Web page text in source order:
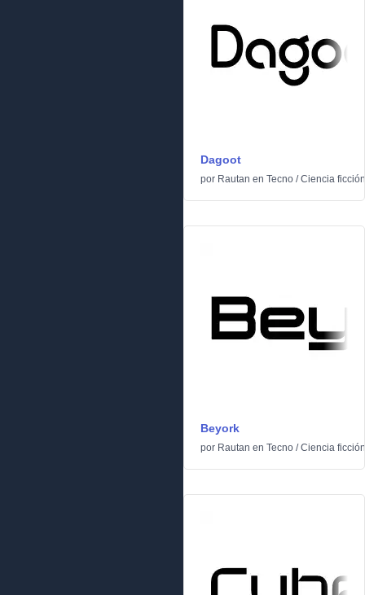
Dagoot
por Rautan en Tecno /Ciencia ficción
Beyork
por Rautan en Tecno /Ciencia ficción